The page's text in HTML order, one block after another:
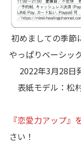
初めましての季節
やっぱりベーシッ
2022年3月28日
表紙モデル：松
『恋愛力アップ』
さい！